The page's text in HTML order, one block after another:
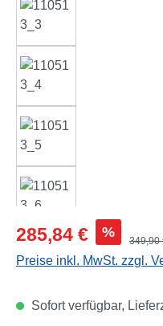
Verkaufspreis:
285,84 € %
349,90
Preise inkl. MwSt. zzgl.
Sofort verfügbar,